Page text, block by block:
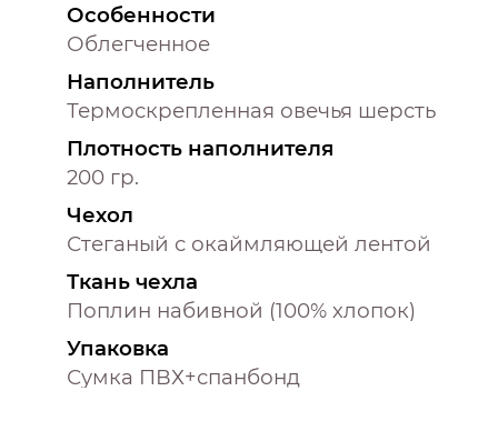
Особенности
Облегченное
Наполнитель
Термоскрепленная овечья шерсть
Плотность наполнителя
200 гр.
Чехол
Стеганый с окаймляющей лентой
Ткань чехла
Поплин набивной (100% хлопок)
Упаковка
Сумка ПВХ+спанбонд